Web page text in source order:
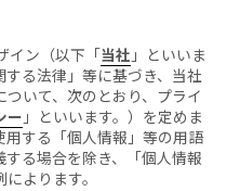
イン（以下「当社 」といいま
る法律」等に基づき、当社
いて、次のとおり、プライ
ー 」といいます。）を定めま
する「個人情報」等の用語
る場合を除き、「個人情報
よります。